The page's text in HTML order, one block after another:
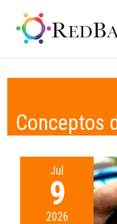
Conceptos
Jul
9
2026